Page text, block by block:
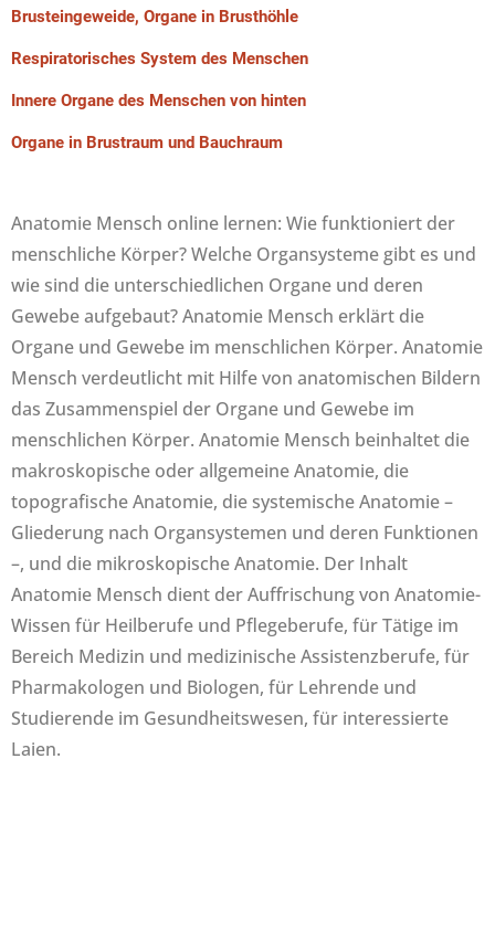
Brusteingeweide, Organe in Brusthöhle
Respiratorisches System des Menschen
Innere Organe des Menschen von hinten
Organe in Brustraum und Bauchraum
Anatomie Mensch online lernen: Wie funktioniert der
menschliche Körper? Welche Organsysteme gibt es und
wie sind die unterschiedlichen Organe und deren
Gewebe aufgebaut? Anatomie Mensch erklärt die
Organe und Gewebe im menschlichen Körper. Anatomie
Mensch verdeutlicht mit Hilfe von anatomischen Bildern
das Zusammenspiel der Organe und Gewebe im
menschlichen Körper. Anatomie Mensch beinhaltet die
makroskopische oder allgemeine Anatomie, die
topografische Anatomie, die systemische Anatomie –
Gliederung nach Organsystemen und deren Funktionen
–, und die mikroskopische Anatomie. Der Inhalt
Anatomie Mensch dient der Auffrischung von Anatomie-
Wissen für Heilberufe und Pflegeberufe, für Tätige im
Bereich Medizin und medizinische Assistenzberufe, für
Pharmakologen und Biologen, für Lehrende und
Studierende im Gesundheitswesen, für interessierte
Laien.